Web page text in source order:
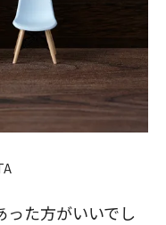
った方がいいでし